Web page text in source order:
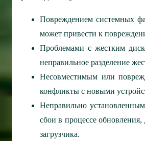
Повреждением системных
может привести к
Проблемами с жестким
неправильное разделение
Несовместимым или
конфликты с новыми
Неправильно
сбои в процессе
загрузчика.